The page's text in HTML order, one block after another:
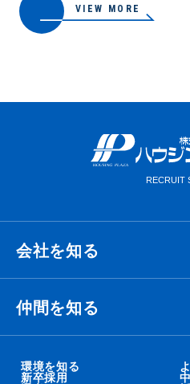
VIEW MORE
会社を知る
経営理念・ビジョン・ミッショ
仲間を知る
衛藤 侑也
環境を知る
新卒採用